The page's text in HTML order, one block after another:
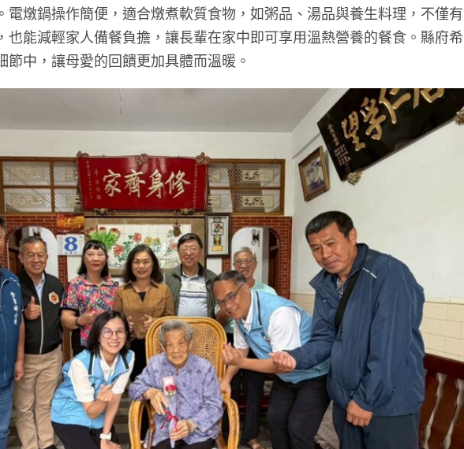
電燉鍋操作簡便，適合燉煮軟質食物，如粥品、湯品與養生料理，不僅有
也能減輕家人備餐負擔，讓長輩在家中即可享用溫熱營養的餐食。縣府希
節中，讓母愛的回饋更加具體而溫暖。